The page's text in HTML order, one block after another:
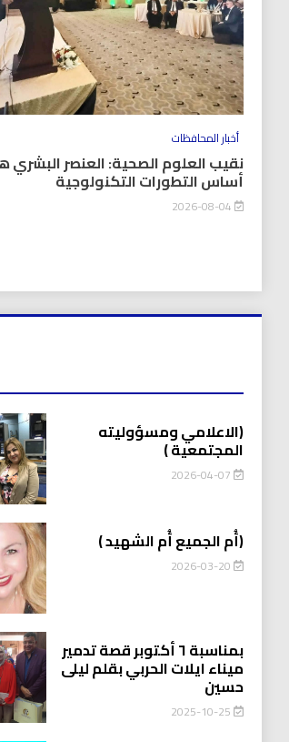
أخبار المحافظات
نقيب العلوم الصحية: العنصر البشري
أساس التطورات التكنولوجية
(الاعلامي ومسؤوليته
المجتمعية )
2026-04-07
(أُم الجميع أُم الشهيد )
2026-03-20
بمناسبة ٦ أكتوبر قصة تدمير
ميناء ايلات الحربي بقلم ليلى
حسين
2025-10-25